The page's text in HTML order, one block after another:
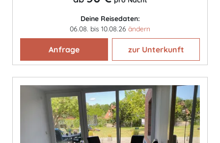
Deine Reisedaten:
06.08. bis 10.08.26 ändern
Anfrage zur Unterkunft